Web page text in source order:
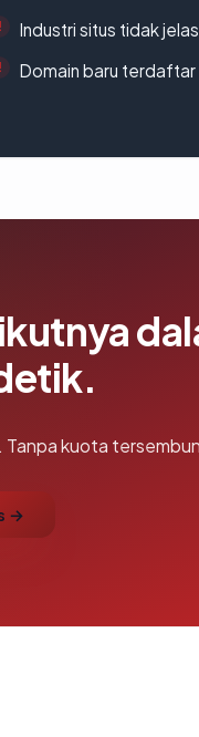
Industri situs tidak
Domain baru terdaftar
kuota
→